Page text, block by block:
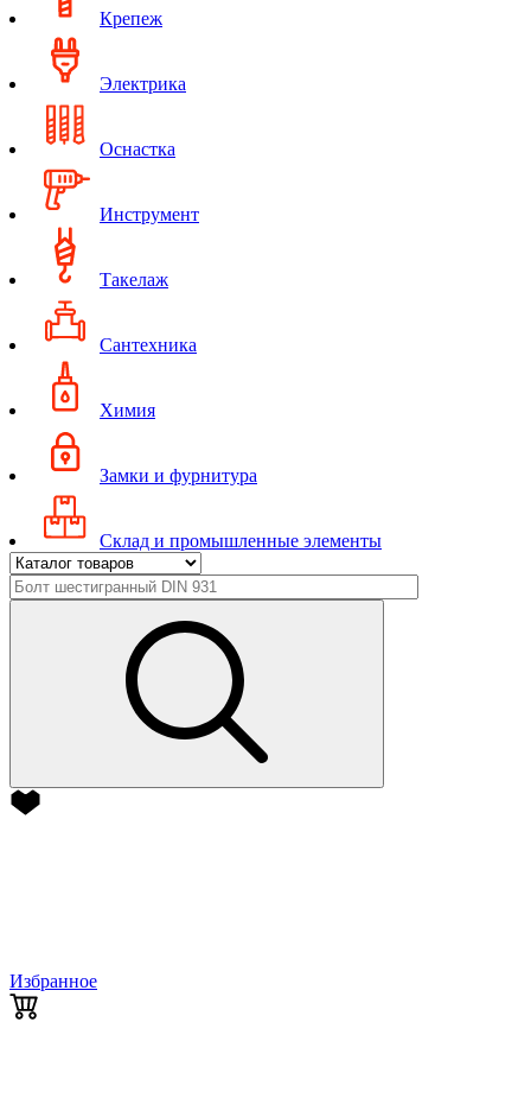
Крепеж
Электрика
Оснастка
Инструмент
Такелаж
Сантехника
Химия
Замки и фурнитура
Склад и промышленные элементы
Избранное